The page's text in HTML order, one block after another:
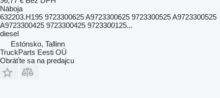
Náboja
632203.H195 9723300625 A9723300625 9723300525 A9723300525
A9723300425 9723300425 9723300125...
diesel
Estónsko, Tallinn
TruckParts Eesti OÜ
Obráťte sa na predajcu